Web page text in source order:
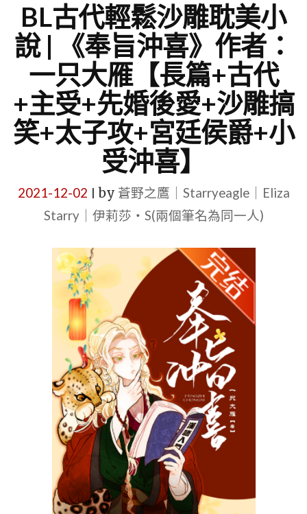
BL古代輕鬆沙雕耽美小
說 | 《奉旨沖喜》作者：
一只大雁【長篇+古代
+主受+先婚後愛+沙雕搞
笑+太子攻+宮廷侯爵+小
受沖喜】
2021-12-02 by 蒼野之鷹｜Starryeagle｜Eliza
Starry｜伊莉莎・S(兩個筆名為同一人)